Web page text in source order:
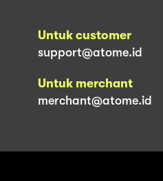
Untuk customer
support@atome.id
Untuk merchant
merchant@atome.id